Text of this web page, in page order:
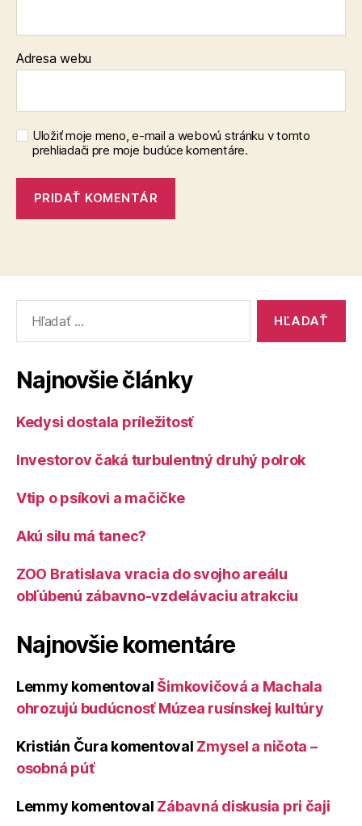
Adresa webu
Uložiť moje meno, e-mail a webovú stránku v tomto
prehliadači pre moje budúce komentáre.
Najnovšie články
Kedysi dostala príležitosť
Investorov čaká turbulentný druhý polrok
Vtip o psíkovi a mačičke
Akú silu má tanec?
ZOO Bratislava vracia do svojho areálu
obľúbenú zábavno-vzdelávaciu atrakciu
Najnovšie komentáre
Lemmy komentoval Šimkovičová a Machala
ohrozujú budúcnosť Múzea rusínskej kultúry
Kristián Čura komentoval Zmysel a ničota –
osobná púť
Lemmy komentoval Zábavná diskusia pri čaji